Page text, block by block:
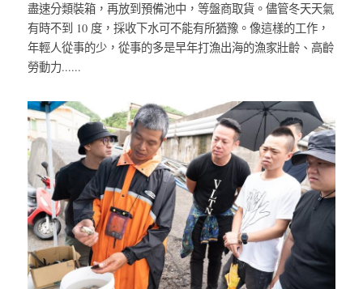
盡速分類裝箱，再放到預備池中，等盤商取貨。儘管冬天天氣
有時不到 10 度，採收下水可不能有所猶豫。像這樣的工作，
年輕人從事的少，從事的多是早年打漁出海的漁家壯齡、高齡
勞動力......